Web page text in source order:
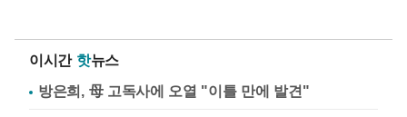
이시간 핫뉴스
방은희, 母 고독사에 오열 "이틀 만에 발견"